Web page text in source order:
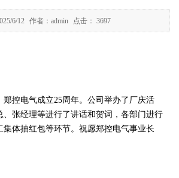
6/12 作者： admin 点击： 3697
控电气成立25周年。公司举办了厂庆活
、张经理等进行了讲话和贺词，各部门进行
集体抽红包等环节。祝愿郑控电气事业长